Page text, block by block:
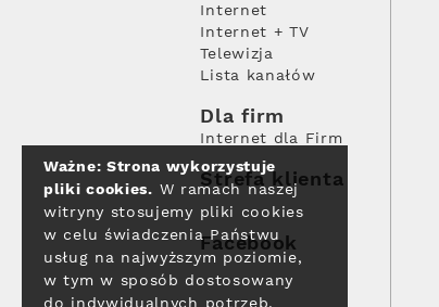
Internet
Internet + TV
Telewizja
Lista kanałów
Dla firm
Internet dla Firm
Strefa klienta
Facebook
Ważne: Strona wykorzystuje
pliki cookies. W ramach naszej
witryny stosujemy pliki cookies
w celu świadczenia Państwu
usług na najwyższym poziomie,
w tym w sposób dostosowany